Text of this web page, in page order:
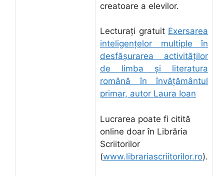
creatoare a elevilor.
Lecturați gratuit Exersarea
inteligenţelor multiple în
desfăşurarea activităţilor
de limba şi literatura
română în învăţământul
primar, autor Laura Ioan
Lucrarea poate fi citită
online doar în Librăria
Scriitorilor
(www.librariascriitorilor.ro).